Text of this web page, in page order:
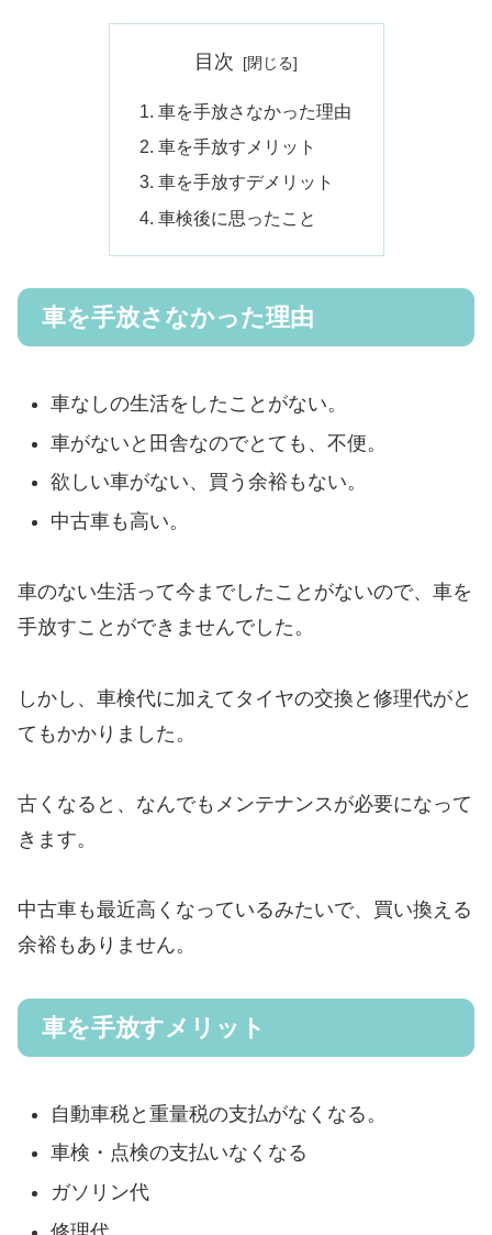
目次
車を手放さなかった理由
車を手放すメリット
車を手放すデメリット
車検後に思ったこと
車を手放さなかった理由
車なしの生活をしたことがない。
車がないと田舎なのでとても、不便。
欲しい車がない、買う余裕もない。
中古車も高い。
車のない生活って今までしたことがないので、車を
手放すことができませんでした。
しかし、車検代に加えてタイヤの交換と修理代がと
てもかかりました。
古くなると、なんでもメンテナンスが必要になって
きます。
中古車も最近高くなっているみたいで、買い換える
余裕もありません。
車を手放すメリット
自動車税と重量税の支払がなくなる。
車検・点検の支払いなくなる
ガソリン代